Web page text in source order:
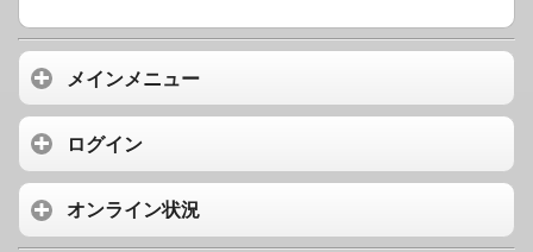
メインメニュー
ログイン
オンライン状況